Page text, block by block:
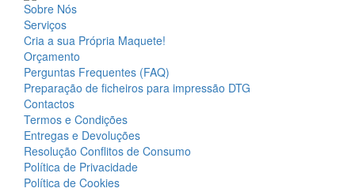
Sobre Nós
Serviços
Cria a sua Própria Maquete!
Orçamento
Perguntas Frequentes (FAQ)
Preparação de ficheiros para impressão DTG
Contactos
Termos e Condições
Entregas e Devoluções
Resolução Conflitos de Consumo
Política de Privacidade
Política de Cookies